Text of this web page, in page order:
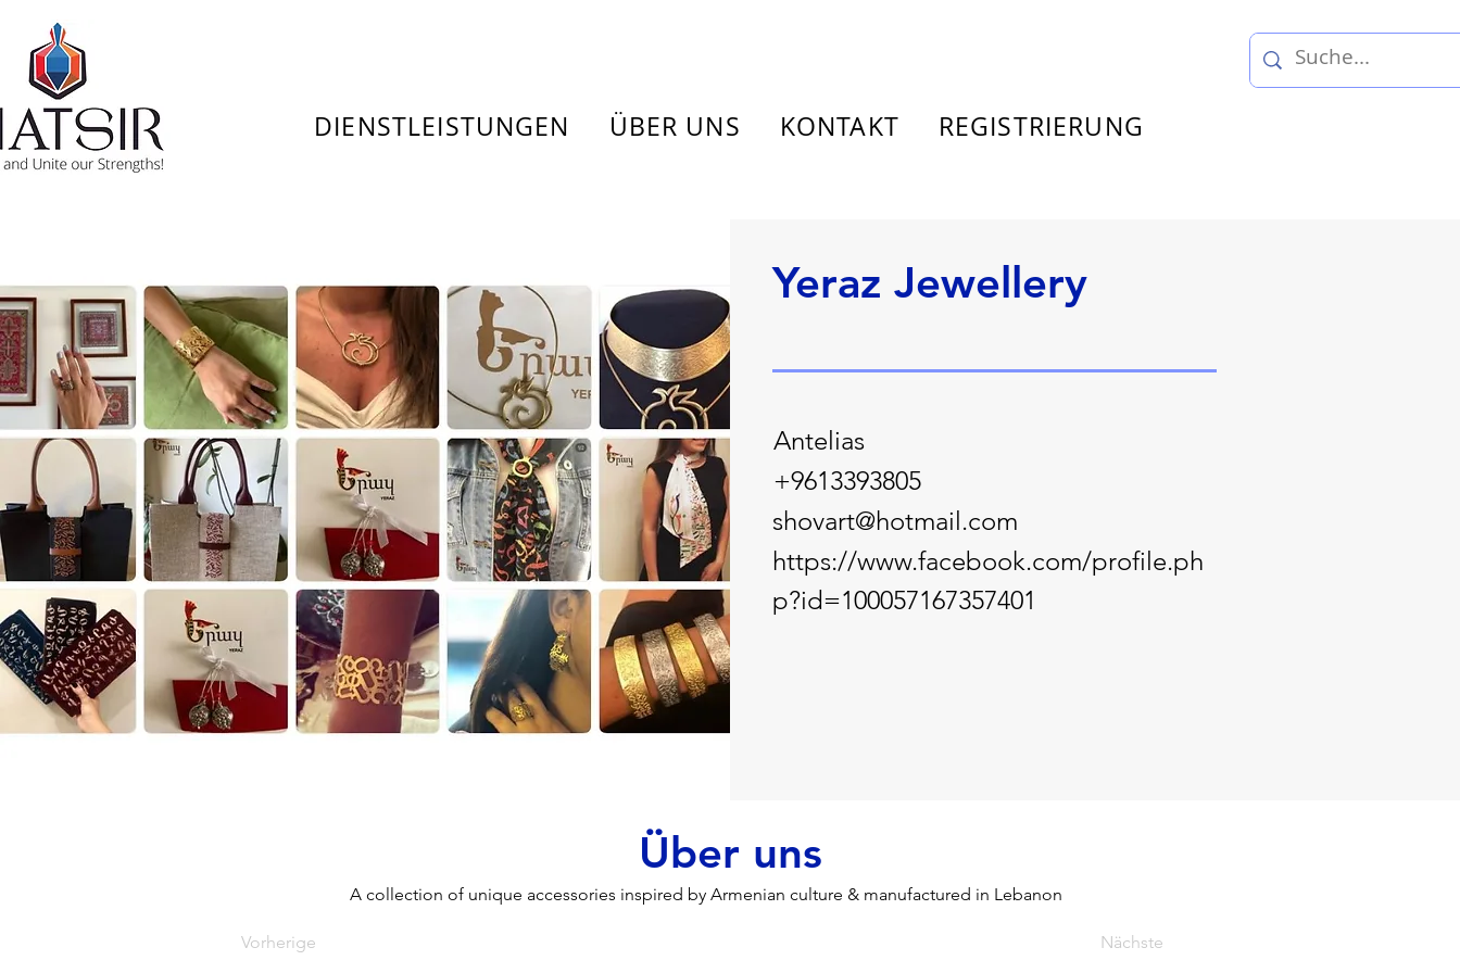
DIENSTLEISTUNGEN ÜBER UNS KONTAKT REGISTRIERUNG
Yeraz Jewellery
Antelias
+9613393805
shovart@hotmail.com
https://www.facebook.com/profile.ph
p?id=100057167357401
Über uns
A collection of unique accessories inspired by Armenian culture & manufactured in Lebanon
Vorherige Nächste